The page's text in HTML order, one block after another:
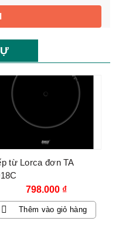
từ Lorca đơn TA
798.000 ₫
Thêm vào giỏ hàng